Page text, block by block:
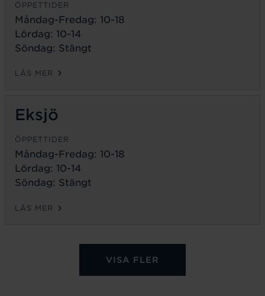
ÖPPETTIDER
Måndag-Fredag: 10-18
Lördag: 10-14
Söndag: Stängt
LÄS MER
Eksjö
ÖPPETTIDER
Måndag-Fredag: 10-18
Lördag: 10-14
Söndag: Stängt
LÄS MER
VISA FLER